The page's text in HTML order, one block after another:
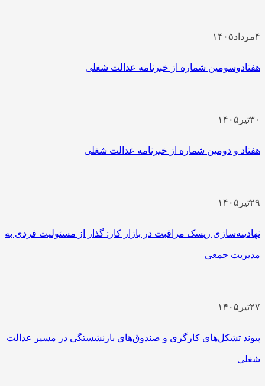
۴مرداد۱۴۰۵
هفتادوسومین شماره از خبرنامه عدالت شغلی
۳۰تیر ۱۴۰۵
هفتاد و دومین شماره از خبرنامه عدالت شغلی
۲۹تیر ۱۴۰۵
نهادینه‌سازی ریسک مراقبت در بازار کار: گذار از مسئولیت فردی به
مدیریت جمعی
۲۷تیر ۱۴۰۵
پیوند تشکل‌های کارگری و صندوق‌های بازنشستگی در مسیر عدالت
شغلی